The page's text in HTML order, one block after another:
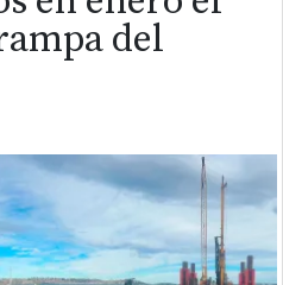
del